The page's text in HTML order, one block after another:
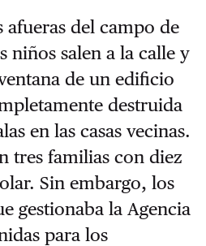
afueras del campo de
niños salen a la calle y
de un edificio
destruida
en las casas vecinas.
tres familias con diez
Sin embargo, los
gestionaba la Agencia
para los